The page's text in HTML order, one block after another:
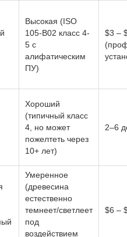
Высокая (ISO
105-B02 класс 4-
5 с
алифатическим
ПУ)
$3 –
Хороший
(типичный класс
4, но может
пожелтеть через
10+ лет)
2–6
Умеренное
(древесина
естественно
темнеет/светлеет
под
воздействием
$6 –